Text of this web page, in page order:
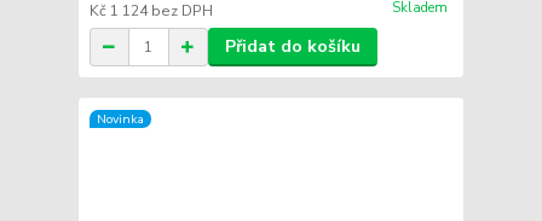
Kč 1 124bez DPH Skladem
Přidat do košíku
Novinka